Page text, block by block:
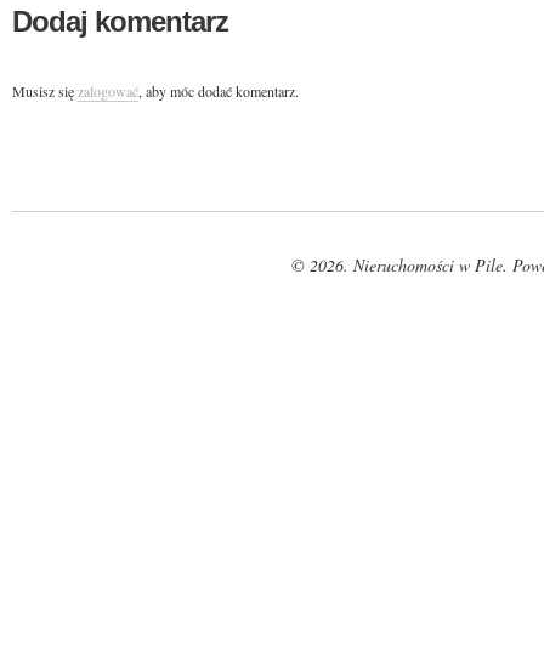
Dodaj komentarz
Musisz sięzalogować, aby móc dodać komentarz.
© 2026. Nieruchomości w Pile.